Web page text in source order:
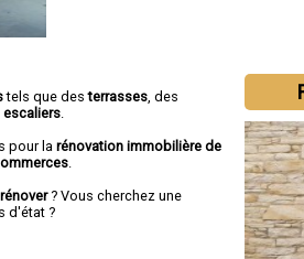
tels que desterrasses , des
escaliers
pour la rénovation immobilière de
? Vous cherchez une
d'état ?